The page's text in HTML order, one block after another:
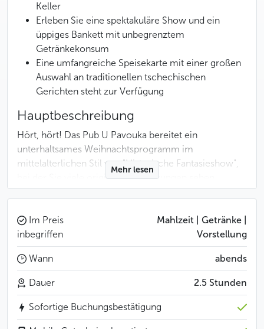
Keller
Erleben Sie eine spektakuläre Show und ein
üppiges Bankett mit unbegrenztem
Getränkekonsum
Eine umfangreiche Speisekarte mit einer großen
Auswahl an traditionellen tschechischen
Gerichten steht zur Verfügung
Hauptbeschreibung
Hört, hört! Das Pub U Pavouka bereitet ein
unterhaltsames Weihnachtsprogramm im
mittelalterlichen Stil vor. "Historische Fantasieshow",
bei der Sie viele originelle Darbietungen sehen
werden.
Die einzelnen Darbietungen wechseln sich in einem
flotten Rhythmus ab, so dass es keinen Moment
langweilig wird. Die Musikkapelle spielt Trommeln,
Flöten, Geigen und Dudelsäcke, es gibt Tänzer und
Schlangenbeschwörer, Schwertkämpfer, Piraten,
Jongleure, Feuerspucker und vieles mehr.
Menü
Mehr lesen
Im Preis
inbegriffen
Mahlzeit | Getränke |
Vorstellung
Wann abends
Dauer 2.5 Stunden
Sofortige Buchungsbestätigung